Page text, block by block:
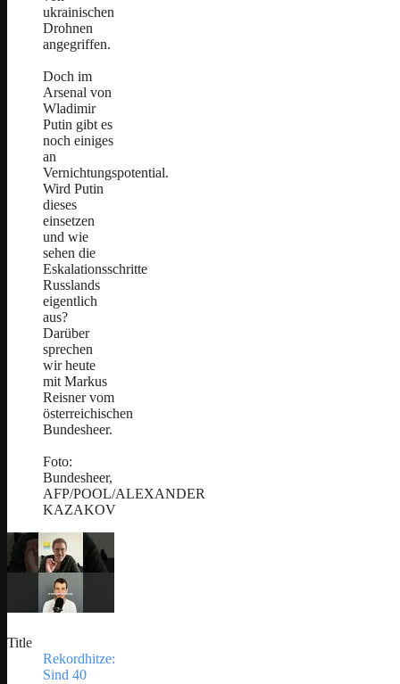
ukrainischen
Drohnen
angegriffen.
Doch im
Arsenal von
Wladimir
Putin gibt es
noch einiges
an
Vernichtungspotential.
Wird Putin
dieses
einsetzen
und wie
sehen die
Eskalationsschritte
Russlands
eigentlich
aus?
Darüber
sprechen
wir heute
mit Markus
Reisner vom
österreichischen
Bundesheer.
Foto:
Bundesheer,
AFP/POOL/ALEXANDER
KAZAKOV
Title
Rekordhitze:
Sind 40